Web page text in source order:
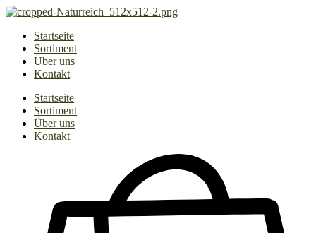
Zum
springenStartseite
Sortiment
Über uns
Kontakt
Startseite
Sortiment
Über uns
Kontakt